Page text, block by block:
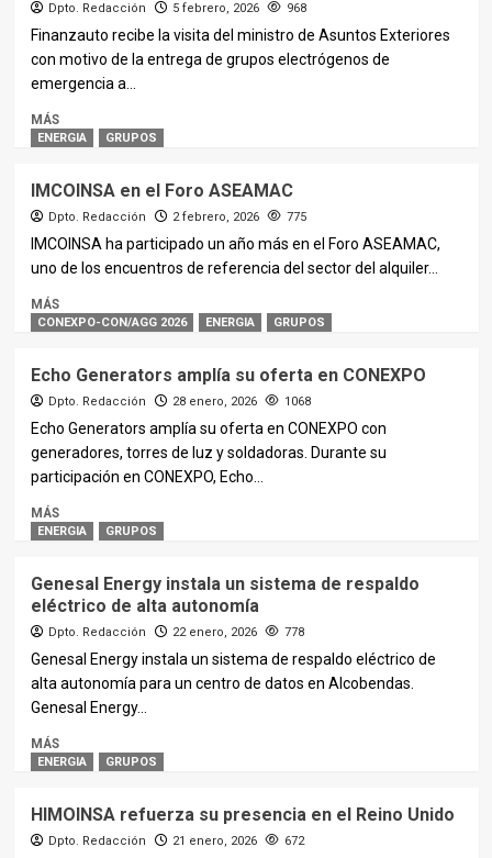
Dpto. Redacción 5 febrero, 2026 968
Finanzauto recibe la visita del ministro de Asuntos Exteriores
con motivo de la entrega de grupos electrógenos de
emergencia a...
MÁS
ENERGIA GRUPOS
IMCOINSA en el Foro ASEAMAC
Dpto. Redacción 2 febrero, 2026 775
IMCOINSA ha participado un año más en el Foro ASEAMAC,
uno de los encuentros de referencia del sector del alquiler...
MÁS
CONEXPO-CON/AGG 2026 ENERGIA GRUPOS
Echo Generators amplía su oferta en CONEXPO
Dpto. Redacción 28 enero, 2026 1068
Echo Generators amplía su oferta en CONEXPO con
generadores, torres de luz y soldadoras. Durante su
participación en CONEXPO, Echo...
MÁS
ENERGIA GRUPOS
Genesal Energy instala un sistema de respaldo
eléctrico de alta autonomía
Dpto. Redacción 22 enero, 2026 778
Genesal Energy instala un sistema de respaldo eléctrico de
alta autonomía para un centro de datos en Alcobendas.
Genesal Energy...
MÁS
ENERGIA GRUPOS
HIMOINSA refuerza su presencia en el Reino Unido
Dpto. Redacción 21 enero, 2026 672